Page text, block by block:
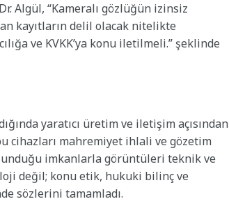
Algül, “Kameralı gözlüğün izinsiz
kayıtların delil olacak nitelikte
ve KVKK’ya konu iletilmeli.” şeklinde
yaratıcı üretim ve iletişim açısından
cihazları mahremiyet ihlali ve gözetim
imkanlarla görüntüleri teknik ve
değil; konu etik, hukuki bilinç ve
sözlerini tamamladı.